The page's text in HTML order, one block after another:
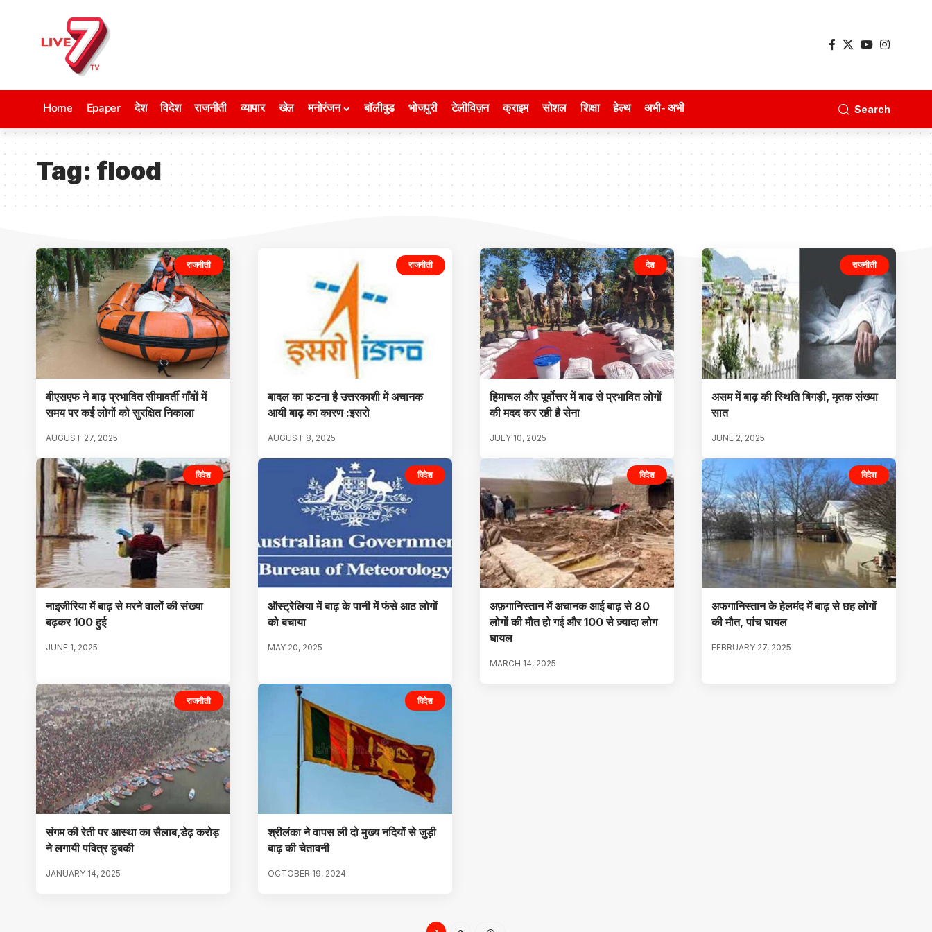
Home Epaper देश विदेश राजनीती व्यापार खेल मनोरंजन बॉलीवुड भोजपुरी टेलीविज़न क्राइम सोशल शिक्षा हेल्थ अभी- अभी Search
Tag: flood
राजनीती
बीएसएफ ने बाढ़ प्रभावित सीमावर्ती गाँवों में
समय पर कई लोगों को सुरक्षित निकाला
AUGUST 27, 2025
राजनीती
बादल का फटना है उत्तरकाशी में अचानक
आयी बाढ़ का कारण :इसरो
AUGUST 8, 2025
देश
हिमाचल और पूर्वोत्तर में बाढ से प्रभावित लोगों
की मदद कर रही है सेना
JULY 10, 2025
राजनीती
असम में बाढ़ की स्थिति बिगड़ी, मृतक संख्या
सात
JUNE 2, 2025
विदेश
नाइजीरिया में बाढ़ से मरने वालों की संख्या
बढ़कर 100 हुई
JUNE 1, 2025
विदेश
ऑस्ट्रेलिया में बाढ़ के पानी में फंसे आठ लोगों
को बचाया
MAY 20, 2025
विदेश
अफ़गानिस्तान में अचानक आई बाढ़ से 80
लोगों की मौत हो गई और 100 से ज़्यादा लोग
घायल
MARCH 14, 2025
विदेश
अफगानिस्तान के हेलमंद में बाढ़ से छह लोगों
की मौत, पांच घायल
FEBRUARY 27, 2025
राजनीती
संगम की रेती पर आस्था का सैलाब,डेढ़ करोड़
ने लगायी पवित्र डुबकी
JANUARY 14, 2025
विदेश
श्रीलंका ने वापस ली दो मुख्य नदियों से जुड़ी
बाढ़ की चेतावनी
OCTOBER 19, 2024